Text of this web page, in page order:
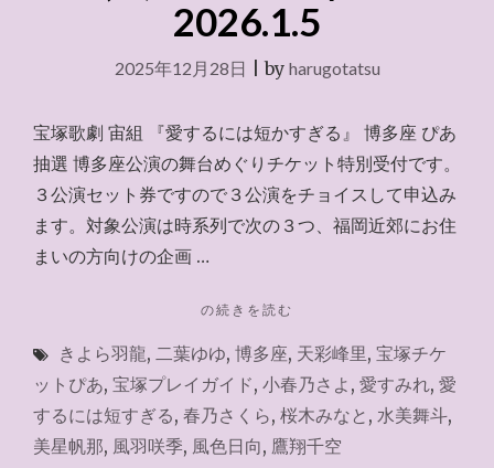
2026.1.5
2025年12月28日 |by harugotatsu
宝塚歌劇 宙組 『愛するには短かすぎる』 博多座 ぴあ
抽選 博多座公演の舞台めぐりチケット特別受付です。
３公演セット券ですので３公演をチョイスして申込み
ます。対象公演は時系列で次の３つ、福岡近郊にお住
まいの方向けの企画 …
"チ
ッ
ト
あ
（舞
の続きを読む
きよら羽龍, 二葉ゆゆ, 博多座, 天彩峰里, 宝塚チケ
ットぴあ, 宝塚プレイガイド, 小春乃さよ , 愛すみれ, 愛
するには短すぎる, 春乃さくら, 桜木みなと , 水美舞斗,
美星帆那, 風羽咲季, 風色日向, 鷹翔千空